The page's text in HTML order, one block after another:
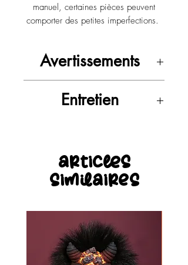
manuel, certaines pièces peuvent
comporter des petites imperfections.
Avertissements
Tenir hors de la portée des enfants,
Entretien
articles
similaires